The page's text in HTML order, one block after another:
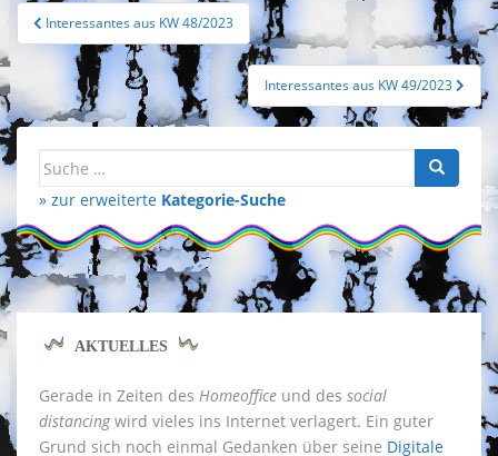
Beitragsnavigation
Interessantes aus KW 48/2023
Interessantes aus KW 49/2023
Suche
» zur erweiterte Kategorie-Suche
AKTUELLES
Gerade in Zeiten des Homeoffice und des social
distancingwird vieles ins Internet verlagert. Ein guter
Grund sich noch einmal Gedanken über seine Digitale